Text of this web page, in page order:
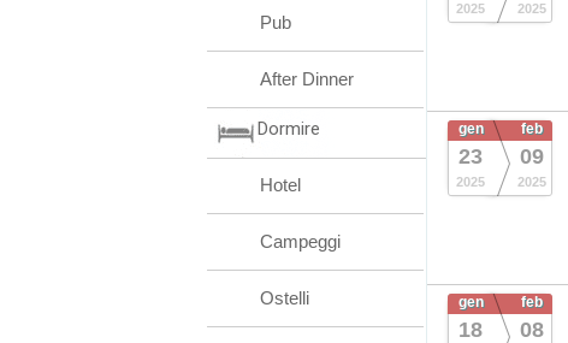
2025 2025
gen
23
2025
feb
09
2025
gen
18
feb
08
Pub
After Dinner
Dormire
Hotel
Campeggi
Ostelli